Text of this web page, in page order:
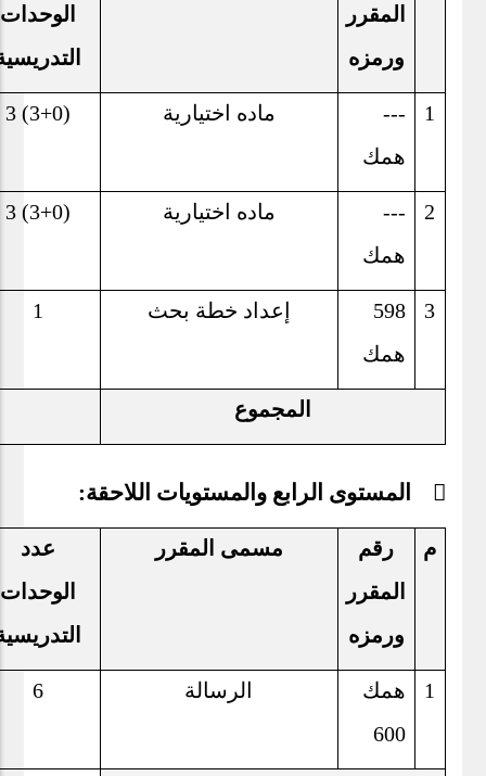
المقرر
ورمزه
الوحدات
1
---
همك
ماده اختيارية 3 (3+0)
2
---
همك
ماده اختيارية 3 (3+0)
3
598
همك
إعداد خطة بحث 1
المجموع
 المستوى الرابع والمستويات اللاحقة:
م
رقم
المقرر
ورمزه
مسمى المقرر
عدد
الوحدات
1
همك
600
الرسالة 6